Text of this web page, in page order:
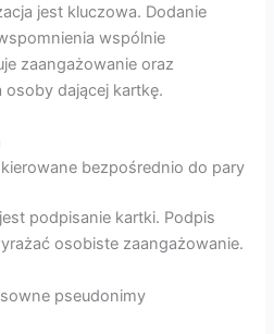
jest kluczowa. Dodanie
wspólnie
zaangażowanie oraz
osoby dającej kartkę.
bezpośrednio do pary
podpisanie kartki. Podpis
osobiste zaangażowanie.
pseudonimy